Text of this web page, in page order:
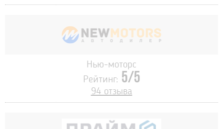
Нью-моторс
Рейтинг: 5/5
94 отзыва